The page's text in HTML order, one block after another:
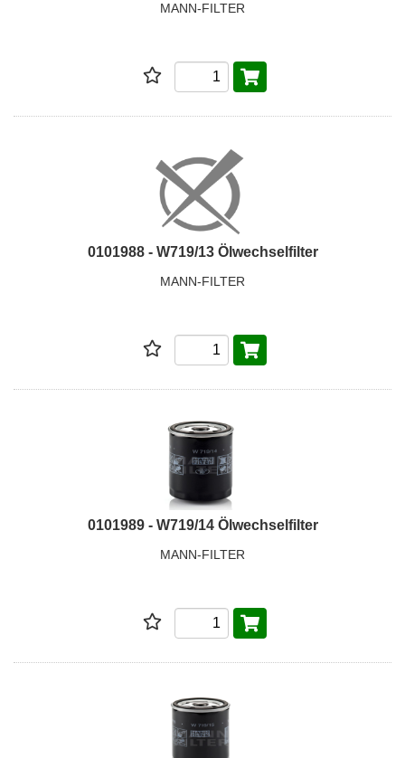
MANN-FILTER
0101988 - W719/13 Ölwechselfilter
MANN-FILTER
0101989 - W719/14 Ölwechselfilter
MANN-FILTER